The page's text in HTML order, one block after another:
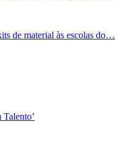
de material às escolas do…